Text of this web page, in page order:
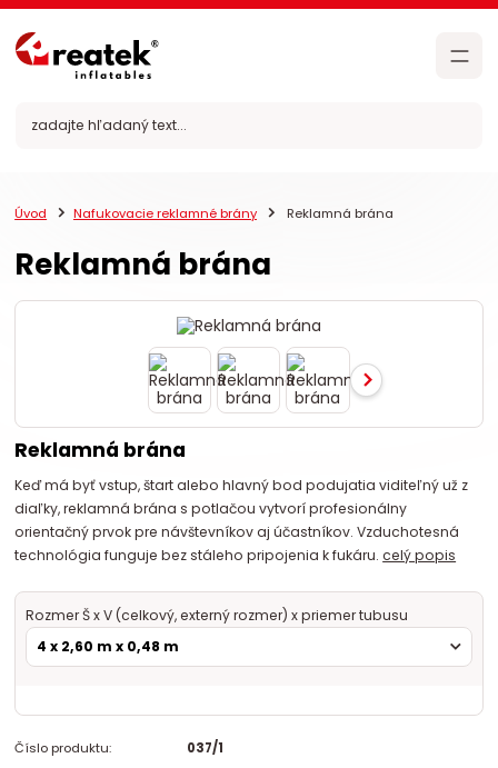
Úvod Nafukovacie reklamné brány Reklamná brána
Reklamná brána
Reklamná brána
Keď má byť vstup, štart alebo hlavný bod podujatia viditeľný už z
diaľky, reklamná brána s potlačou vytvorí profesionálny
orientačný prvok pre návštevníkov aj účastníkov. Vzduchotesná
technológia funguje bez stáleho pripojenia k fukáru.celý popis
Rozmer Š x V (celkový, externý rozmer) x priemer tubusu
Číslo produktu: 037/1